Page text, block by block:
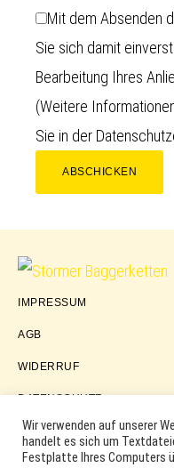
Mit dem Absenden
Sie sich damit
Bearbeitung Ihres
(Weitere
Sie in der
ABSCHICKEN
Störmer
IMPRESSUM
AGB
WIDERRUF
DATENSCHUTZ
Wir verwenden auf unserer
handelt es sich um
Festplatte Ihres Computers